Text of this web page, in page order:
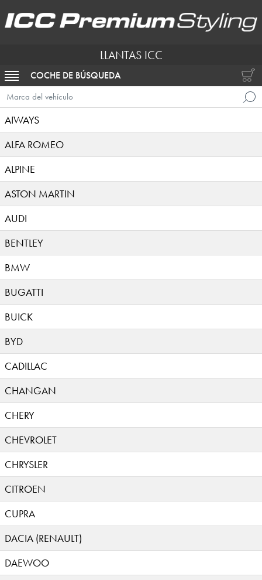
LLANTAS ICC
ACTIVAR NAVEGACIÓN
COCHE DE BÚSQUEDA
Marca del vehículo
AIWAYS
ALFA ROMEO
ALPINE
ASTON MARTIN
AUDI
BENTLEY
BMW
BUGATTI
BUICK
BYD
CADILLAC
CHANGAN
CHERY
CHEVROLET
CHRYSLER
CITROEN
CUPRA
DACIA (RENAULT)
DAEWOO